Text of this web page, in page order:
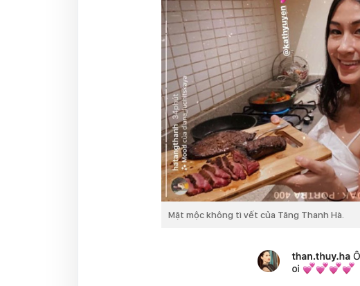
Mặt mộc không tì vết của Tăng Thanh Hà.